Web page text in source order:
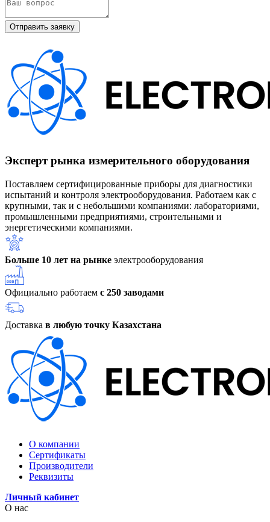
Эксперт рынка измерительного оборудования
Поставляем сертифицированные приборы для диагностики
испытаний и контроля электрооборудования. Работаем как с
крупными, так и с небольшими компаниями: лабораториями,
промышленными предприятиями, строительными и
энергетическими компаниями.
Больше 10 лет на рынке электрооборудования
Официально работаем с 250 заводами
Доставка в любую точку Казахстана
О компании
Сертификаты
Производители
Реквизиты
Личный кабинет
О нас